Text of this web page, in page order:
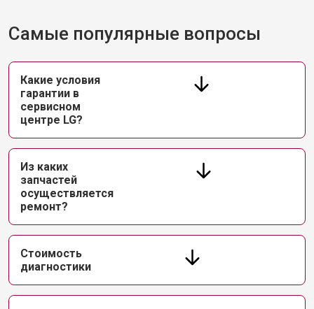
Самые популярные вопросы
Какие условия
гарантии в
сервисном
центре LG?
Из каких
запчастей
осуществляется
ремонт?
Стоимость
диагностики